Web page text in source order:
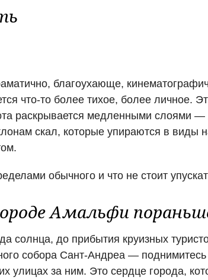
благоухающе,
что-то более тихое, более личное.
раскрывается медленными слоями
скал, которые упираются в виды
обычного и что не стоит
Амальфи
солнца, до прибытия круизных
собора Сант-Андреа —
улицах за ним. Это сердце города,